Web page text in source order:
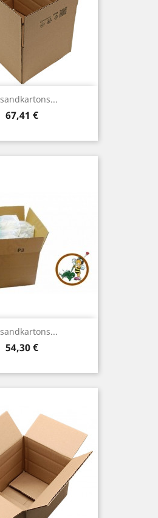
Preis
67,41 €
Preis
54,30 €